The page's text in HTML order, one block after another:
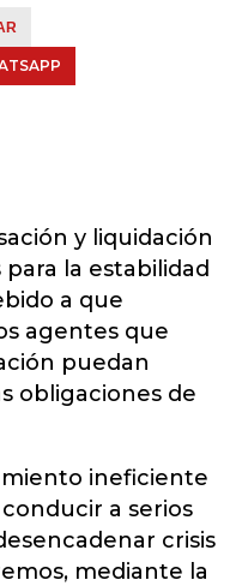
y liquidación
la estabilidad
a que
agentes que
puedan
obligaciones de
ineficiente
a serios
crisis
mediante la